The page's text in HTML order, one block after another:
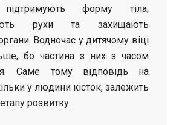
форму тіла,
рухи та захищають
Водночас у дитячому віці
бо частина з них з часом
Саме тому відповідь на
у людини кісток, залежить
розвитку.